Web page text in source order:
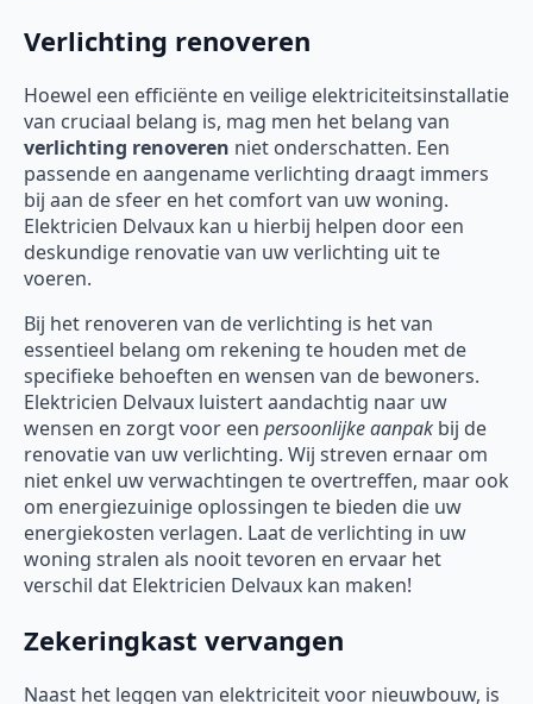
Verlichting renoveren
Hoewel een efficiënte en veilige elektriciteitsinstallatie
van cruciaal belang is, mag men het belang van
verlichting renoveren niet onderschatten. Een
passende en aangename verlichting draagt immers
bij aan de sfeer en het comfort van uw woning.
Elektricien Delvaux kan u hierbij helpen door een
deskundige renovatie van uw verlichting uit te
voeren.
Bij het renoveren van de verlichting is het van
essentieel belang om rekening te houden met de
specifieke behoeften en wensen van de bewoners.
Elektricien Delvaux luistert aandachtig naar uw
wensen en zorgt voor een persoonlijke aanpak bij de
renovatie van uw verlichting. Wij streven ernaar om
niet enkel uw verwachtingen te overtreffen, maar ook
om energiezuinige oplossingen te bieden die uw
energiekosten verlagen. Laat de verlichting in uw
woning stralen als nooit tevoren en ervaar het
verschil dat Elektricien Delvaux kan maken!
Zekeringkast vervangen
Naast het leggen van elektriciteit voor nieuwbouw, is